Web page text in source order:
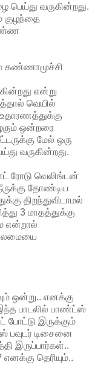
வருகின்றது.
குழந்தை
கண்ணாமூச்சி
என்று
வெயில்
ஒன்றரை
மேல் ஒரு
வருகின்றது.
ரோடு வெலிங்டன்
தோண்டிய
திறந்துவிடாமல்
3 மாதத்துக்கு
என்றால்
ஒன்று.. எனக்கு
பாடலில் பாண்ட்ஸ்
போட்டு இருக்கும்
பவுடர் டிசைனை
இருப்பார்கள்..
தெரியும்..